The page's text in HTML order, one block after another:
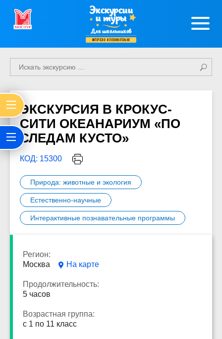
Экскурсии
и туры
Для школьников
интересно и познавательно
ЭКСКУРСИЯ В КРОКУС-
СИТИ ОКЕАНАРИУМ «ПО
СЛЕДАМ КУСТО»
КОД: 15300
Природа: животные и экология
Естественно-научные
Интерактивные познавательные программы
Регион:
Москва
На карте
Продолжительность:
5 часов
Возрастная группа:
с 1 по 11 класс